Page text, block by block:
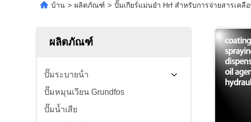
บ้าน > ผลิตภัณฑ์ > ปั๊มเกียร์แม่นยำ Hrf สำหรับการจ่ายสารเคลื
ผลิตภัณฑ์
ปั๊มระบายน้ํา
ปั๊มหมุนเวียน Grundfos
ปั๊มน้ำเสีย